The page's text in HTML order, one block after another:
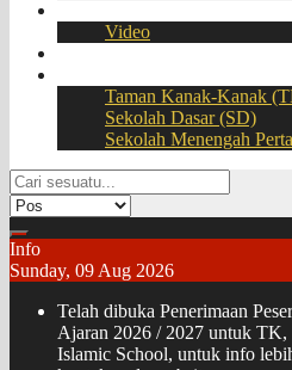
Video
Taman Kanak-Kanak
Sekolah Dasar (SD)
Sekolah Menengah
Info
Sunday, 09 Aug 2026
Telah dibuka Penerimaan
Ajaran 2026 / 2027 untuk TK,
Islamic School, untuk info